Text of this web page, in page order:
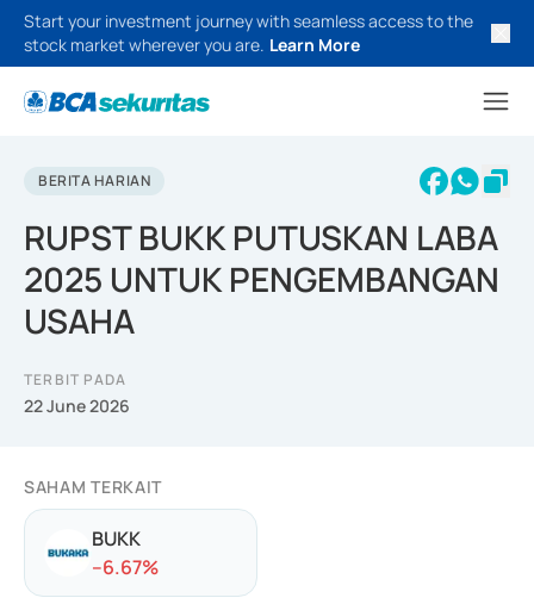
Start your investment journey with seamless access to the
stock market wherever you are. Learn More
BERITA HARIAN
RUPST BUKK PUTUSKAN LABA
2025 UNTUK PENGEMBANGAN
USAHA
TERBIT PADA
22 June 2026
SAHAM TERKAIT
BUKK
--6.67%